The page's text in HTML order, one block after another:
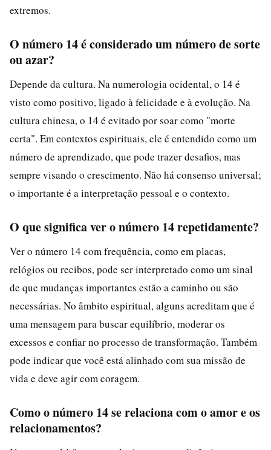
extremos.
O número 14 é considerado um número de sorte
ou azar?
Depende da cultura. Na numerologia ocidental, o 14 é
visto como positivo, ligado à felicidade e à evolução. Na
cultura chinesa, o 14 é evitado por soar como "morte
certa". Em contextos espirituais, ele é entendido como um
número de aprendizado, que pode trazer desafios, mas
sempre visando o crescimento. Não há consenso universal;
o importante é a interpretação pessoal e o contexto.
O que significa ver o número 14 repetidamente?
Ver o número 14 com frequência, como em placas,
relógios ou recibos, pode ser interpretado como um sinal
de que mudanças importantes estão a caminho ou são
necessárias. No âmbito espiritual, alguns acreditam que é
uma mensagem para buscar equilíbrio, moderar os
excessos e confiar no processo de transformação. Também
pode indicar que você está alinhado com sua missão de
vida e deve agir com coragem.
Como o número 14 se relaciona com o amor e os
relacionamentos?